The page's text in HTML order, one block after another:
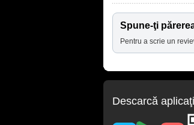
Spune-ţi
Pentru a scrie un
Descarcă